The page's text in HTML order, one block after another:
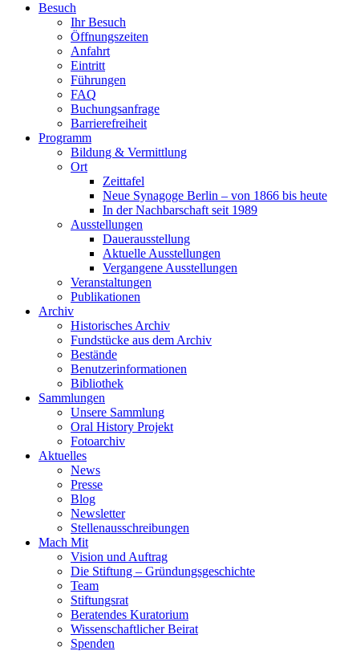
Besuch
Ihr Besuch
Öffnungszeiten
Anfahrt
Eintritt
Führungen
FAQ
Buchungsanfrage
Barrierefreiheit
Programm
Bildung & Vermittlung
Ort
Zeittafel
Neue Synagoge Berlin – von 1866 bis heute
In der Nachbarschaft seit 1989
Ausstellungen
Dauerausstellung
Aktuelle Ausstellungen
Vergangene Ausstellungen
Veranstaltungen
Publikationen
Archiv
Historisches Archiv
Fundstücke aus dem Archiv
Bestände
Benutzerinformationen
Bibliothek
Sammlungen
Unsere Sammlung
Oral History Projekt
Fotoarchiv
Aktuelles
News
Presse
Blog
Newsletter
Stellenausschreibungen
Mach Mit
Vision und Auftrag
Die Stiftung – Gründungsgeschichte
Team
Stiftungsrat
Beratendes Kuratorium
Wissenschaftlicher Beirat
Spenden